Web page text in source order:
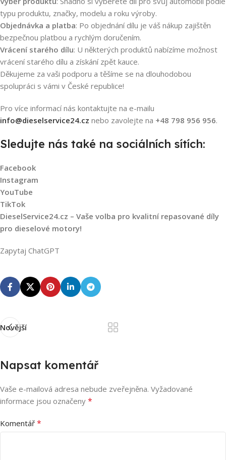
typu produktu, značky, modelu a roku výroby.
Objednávka a platba: Po objednání dílu je váš nákup zajištěn
bezpečnou platbou a rychlým doručením.
Vrácení starého dílu: U některých produktů nabízíme možnost
vrácení starého dílu a získání zpět kauce.
Děkujeme za vaši podporu a těšíme se na dlouhodobou
spolupráci s vámi v České republice!
Pro více informací nás kontaktujte na e-mailu
info@dieselservice24.cz nebo zavolejte na +48 798 956 956.
Sledujte nás také na sociálních sítích:
Facebook
Instagram
YouTube
TikTok
DieselService24.cz – Vaše volba pro kvalitní repasované díly
pro dieselové motory!
Zapytaj ChatGPT
Novější
Napsat komentář
Vaše e-mailová adresa nebude zveřejněna. Vyžadované
informace jsou označeny *
Komentář *